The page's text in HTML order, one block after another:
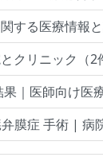
する医療情報
クリニック（2
｜医師向け医
膜症 手術 | 病